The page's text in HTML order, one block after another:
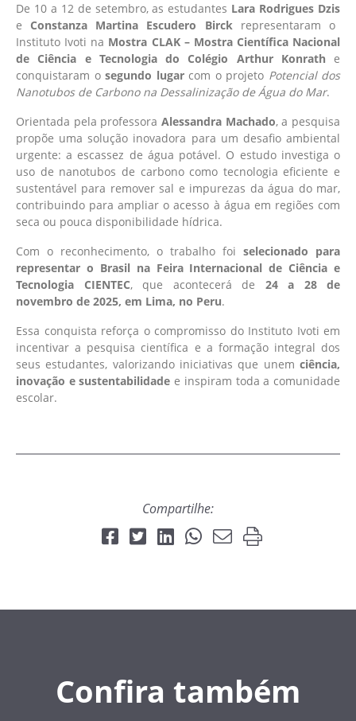
De 10 a 12 de setembro, as estudantes Lara Rodrigues Dzis
e Constanza Martina Escudero Birckrepresentaram o
Instituto Ivoti na Mostra CLAK – Mostra Científica Nacional
de Ciência e Tecnologia do Colégio Arthur Konrath e
conquistaram o segundo lugarcom o projeto Potencial dos
Nanotubos de Carbono na Dessalinização de Água do Mar.
Orientada pela professora Alessandra Machado, a pesquisa
propõe uma solução inovadora para um desafio ambiental
urgente: a escassez de água potável. O estudo investiga o
uso de nanotubos de carbono como tecnologia eficiente e
sustentável para remover sal e impurezas da água do mar,
contribuindo para ampliar o acesso à água em regiões com
seca ou pouca disponibilidade hídrica.
Com o reconhecimento, o trabalho foi selecionado para
representar o Brasil na Feira Internacional de Ciência e
Tecnologia CIENTEC, que acontecerá de 24 a 28 de
novembro de 2025, em Lima, no Peru.
Essa conquista reforça o compromisso do Instituto Ivoti em
incentivar a pesquisa científica e a formação integral dos
seus estudantes, valorizando iniciativas que unem ciência,
inovação e sustentabilidade e inspiram toda a comunidade
escolar.
Compartilhe:
Confira também